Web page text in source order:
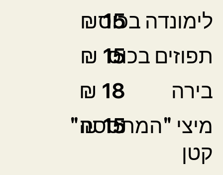
לימונדה בכוס
15 ₪
תפוזים בכוס
15 ₪
בירה
18 ₪
מיצי "המתססה"
קטן
15 ₪